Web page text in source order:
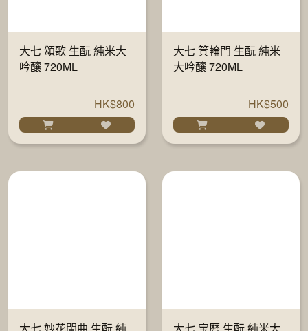
大七 頌歌 生酛 純米大
吟釀 720ML
HK$800
大七 箕輪門 生酛 純米
大吟釀 720ML
HK$500